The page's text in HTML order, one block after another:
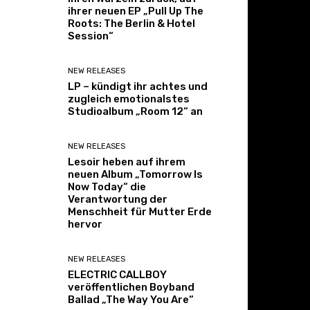
ihrer neuen EP „Pull Up The
Roots: The Berlin & Hotel
Session“
NEW RELEASES
LP – kündigt ihr achtes und
zugleich emotionalstes
Studioalbum „Room 12“ an
NEW RELEASES
Lesoir heben auf ihrem
neuen Album „Tomorrow Is
Now Today“ die
Verantwortung der
Menschheit für Mutter Erde
hervor
NEW RELEASES
ELECTRIC CALLBOY
veröffentlichen Boyband
Ballad „The Way You Are“